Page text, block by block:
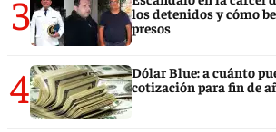
3
los detenidos y cómo
presos
4
Dólar Blue: a cuánto
cotización para fin de